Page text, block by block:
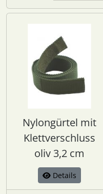
Nylongürtel mit
Klettverschluss
oliv 3,2 cm
Details